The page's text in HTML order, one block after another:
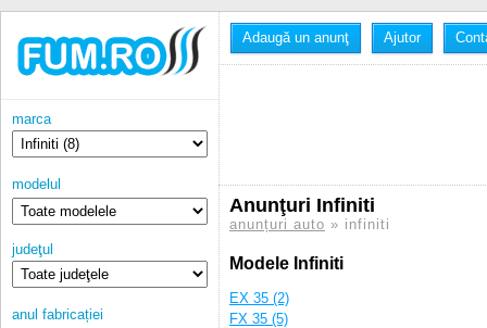
marca
modelul
judeţul
anul fabricației
Adaugă un anunţ Ajutor
Anunţuri Infiniti
anunțuri auto » infiniti
Modele Infiniti
EX 35 (2)
FX 35 (5)